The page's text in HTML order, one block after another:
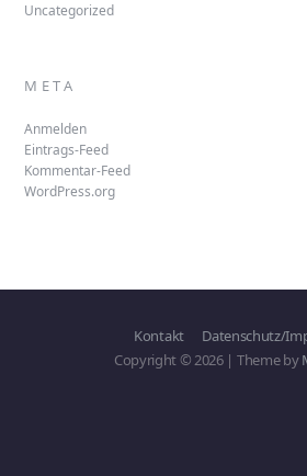
Uncategorized
META
Anmelden
Eintrags-Feed
Kommentar-Feed
WordPress.org
Kontakt
Datenschutz/
Copyright © 2026 | Theme by